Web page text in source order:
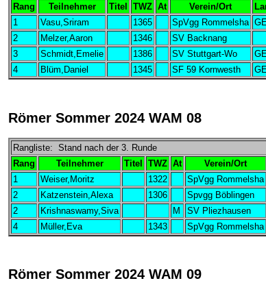
Rang
Teilnehmer Titel TWZ At Verein/Ort
1
Vasu,Sriram 1365 SpVgg Rommelsha
2
Melzer,Aaron 1346 SV Backnang
3
Schmidt,Emelie 1386 SV Stuttgart-Wo
4
Blüm,Daniel 1345 SF 59 Kornwesth
Römer Sommer 2024 WAM 08
Rangliste: Stand nach der 3. Runde
Rang
Teilnehmer Titel TWZ At Verein/Ort
1
Weiser,Moritz 1322 SpVgg Rommelsha
2
Katzenstein,Alexa 1306 Spvgg Böblingen
2
Krishnaswamy,Siva M SV Pliezhausen
4
Müller,Eva 1343 SpVgg Rommelsha
Römer Sommer 2024 WAM 09